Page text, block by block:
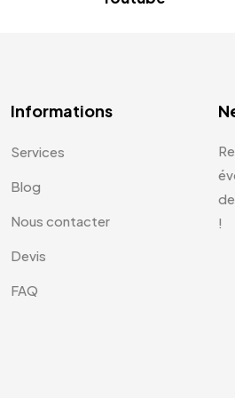
Informations
Services
Blog
Nous contacter
Devis
FAQ
!